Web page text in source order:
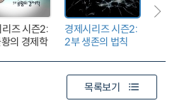
리즈 시즌2:
의 경제학
경제시리즈 시즌2:
2부 생존의 법칙
목록보기